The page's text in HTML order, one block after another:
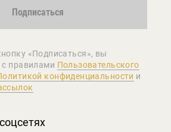
Подписаться
«Подписаться», вы
с правилами Пользовательского
конфиденциальности и